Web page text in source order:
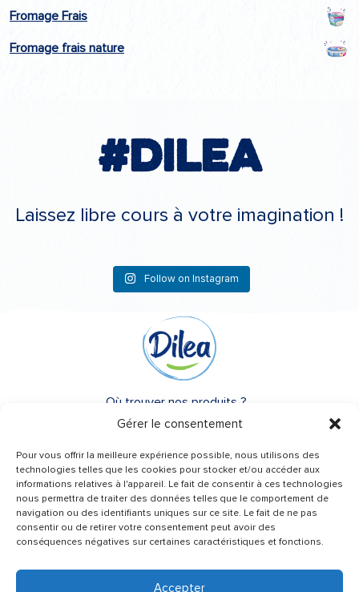
Gérer le consentement
Pour vous offrir la meilleure expérience possible, nous utilisons des
technologies telles que les cookies pour stocker et/ou accéder aux
informations relatives à l'appareil. Le fait de consentir à ces technologies
nous permettra de traiter des données telles que le comportement de
navigation ou des identifiants uniques sur ce site. Le fait de ne pas
consentir ou de retirer votre consentement peut avoir des
conséquences négatives sur certaines caractéristiques et fonctions.
Accepter
Fromage Frais
Fromage frais nature
#Dilea
Laissez libre cours à votre imagination !
Follow on Instagram
Besoin d’un conseil ?
Une question ?
Contactez-nous
Où trouver nos produits ?
FAQ